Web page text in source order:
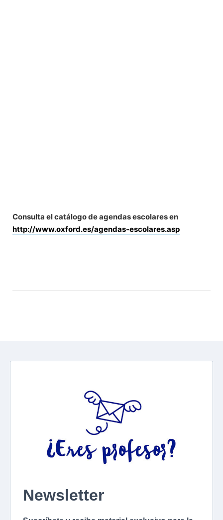
Consulta el catálogo de agendas escolares en
http://www.oxford.es/agendas-escolares.asp